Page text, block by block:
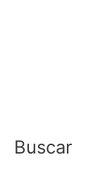
Buscar